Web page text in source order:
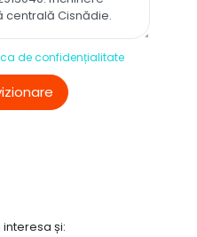
de confidențialitate
și: